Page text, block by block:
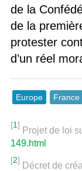
de la
de la
protester
d’un réel
Europe France
[1]
Projet de loi
149.html
[2]
Décret de